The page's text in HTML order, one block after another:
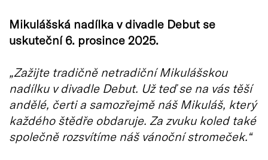
Mikulášská nadílka v divadle Debut se
uskuteční 6. prosince 2025.
„Zažijte tradičně netradiční Mikulášskou
nadílku v divadle Debut. Už teď se na vás těší
andělé, čerti a samozřejmě náš Mikuláš, který
každého štědře obdaruje. Za zvuku koled také
společně rozsvítíme náš vánoční stromeček.“